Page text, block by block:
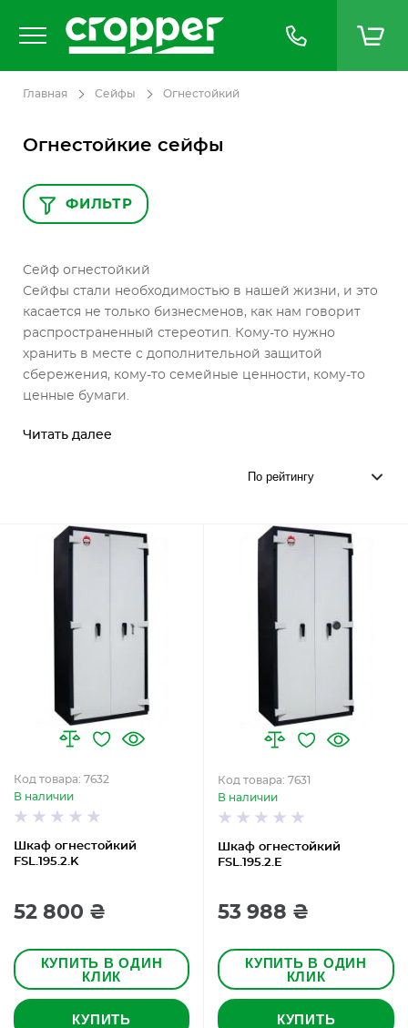
Главная Сейфы Огнестойкий
Огнестойкие сейфы
Сейф огнестойкий
Сейфы стали необходимостью в нашей жизни, и это
касается не только бизнесменов, как нам говорит
распространенный стереотип. Кому-то нужно
хранить в месте с дополнительной защитой
сбережения, кому-то семейные ценности, кому-то
ценные бумаги.
Читать далее
Шкаф огнестойкий
FSL.195.2.K
Код товара: 7632
В наличии
52 800 ₴
КУПИТЬ В ОДИН
КЛИК
КУПИТЬ
Шкаф огнестойкий
FSL.195.2.E
Код товара: 7631
В наличии
53 988 ₴
КУПИТЬ В ОДИН
КЛИК
КУПИТЬ
ФИЛЬТР